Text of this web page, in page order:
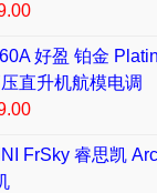
好盈 铂金
直升机航模电调
FrSky 睿思凯